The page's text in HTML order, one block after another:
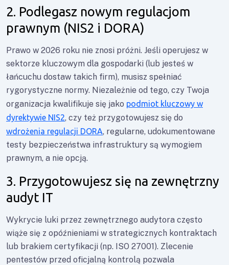
2. Podlegasz nowym regulacjom
prawnym (NIS2 i DORA)
Prawo w 2026 roku nie znosi próżni. Jeśli operujesz w
sektorze kluczowym dla gospodarki (lub jesteś w
łańcuchu dostaw takich firm), musisz spełniać
rygorystyczne normy. Niezależnie od tego, czy Twoja
organizacja kwalifikuje się jako podmiot kluczowy w
dyrektywie NIS2, czy też przygotowujesz się do
wdrożenia regulacji DORA, regularne, udokumentowane
testy bezpieczeństwa infrastruktury są wymogiem
prawnym, a nie opcją.
3. Przygotowujesz się na zewnętrzny
audyt IT
Wykrycie luki przez zewnętrznego audytora często
wiąże się z opóźnieniami w strategicznych kontraktach
lub brakiem certyfikacji (np. ISO 27001). Zlecenie
pentestów przed oficjalną kontrolą pozwala